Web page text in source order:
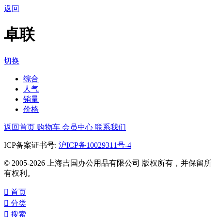
返回
卓联
切换
综合
人气
销量
价格
返回首页 购物车 会员中心 联系我们
ICP备案证书号: 沪ICP备10029311号-4
© 2005-2026 上海吉国办公用品有限公司 版权所有，并保留所
有权利。
 首页
 分类
 搜索